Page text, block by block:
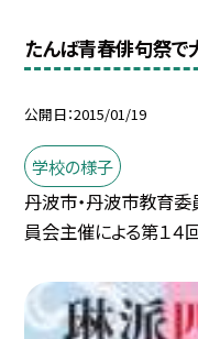
たんば青春俳句祭で
公開日 2015/01/19
学校の様子
丹波市・丹波市教育
員会主催による第１４